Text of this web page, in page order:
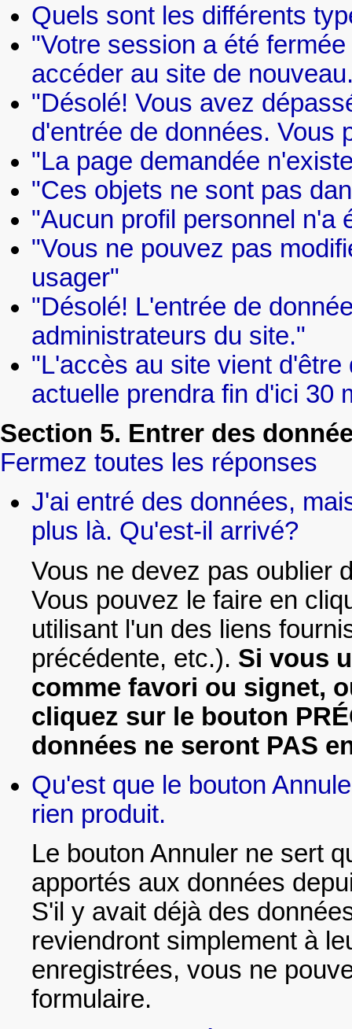
Quels sont les différents
"Votre session a été
accéder au site de
"Désolé! Vous avez
d'entrée de données. Vous
"La page demandée
"Ces objets ne sont pas
"Aucun profil personnel n'a
"Vous ne pouvez pas
usager"
"Désolé! L'entrée de
administrateurs du site."
"L'accès au site vient
actuelle prendra fin d'ici 30
Section 5. Entrer des
Fermez toutes les réponses
J'ai entré des données,
plus là. Qu'est-il arrivé?
Vous ne devez pas oublier
Vous pouvez le faire en
utilisant l'un des liens
précédente, etc.). Si vous
comme favori ou signet,
cliquez sur le bouton
données ne seront PAS
Qu'est que le bouton
rien produit.
Le bouton Annuler ne sert
apportés aux données
S'il y avait déjà des
reviendront simplement à
enregistrées, vous ne
formulaire.